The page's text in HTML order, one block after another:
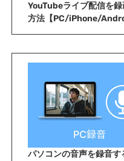
YouTubeライブ配信を録
方法【PC/iPhone/
パソコンの音声を録音す